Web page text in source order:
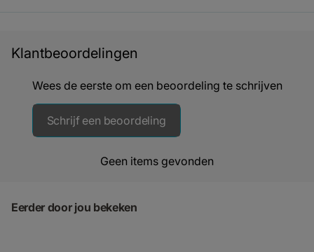
Klantbeoordelingen
Wees de eerste om een beoordeling te schrijven
Schrijf een beoordeling
Geen items gevonden
Eerder door jou bekeken